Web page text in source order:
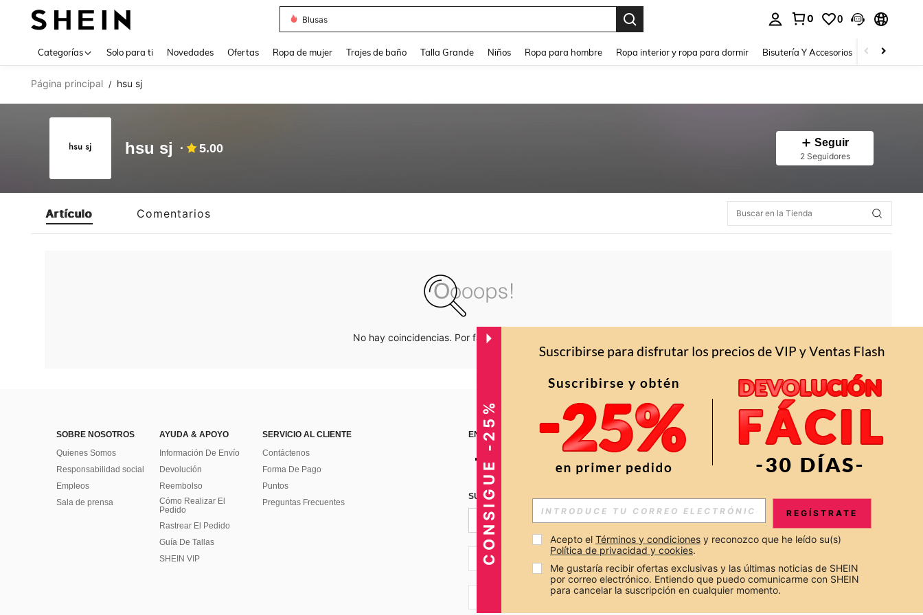
Blusas
0 0
Categorías Solo para ti Novedades Ofertas Ropa de mujer Trajes de baño Talla Grande Niños Ropa para hombre Ropa interior y ropa para dormir Bisutería Y Accesorios Zapatos
Página principal / hsu sj
hsu sj 5.00 Seguir
2 Seguidores
Artículo Comentarios
No hay coincidencias. Por favor inténtalo de nuevo.
SOBRE NOSOTROS
Quienes Somos
Responsabilidad social
Empleos
Sala de prensa
AYUDA & APOYO
Información De Envío
Devolución
Reembolso
Cómo Realizar El
Pedido
Rastrear El Pedido
Guía De Tallas
SHEIN VIP
SERVICIO AL CLIENTE
Contáctenos
Forma De Pago
Puntos
Preguntas Frecuentes
ENCUÉNTRANOS EN APP
SUSCRÍBETE PARA RECIBIR OFERTAS EXCLUSIVAS, PROMOCIONES Y NOTICIAS DE SHEIN
CO + 57
CONSIGUE -25% REGÍSTRATE
Acepto el Términos y condiciones y reconozco que he leído su(s)
Política de privacidad y cookies.
Me gustaría recibir ofertas exclusivas y las últimas noticias de SHEIN
por correo electrónico. Entiendo que puedo comunicarme con SHEIN
para cancelar la suscripción en cualquier momento.